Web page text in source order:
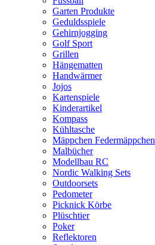
Garten Produkte
Geduldsspiele
Gehirnjogging
Golf Sport
Grillen
Hängematten
Handwärmer
Jojos
Kartenspiele
Kinderartikel
Kompass
Kühltasche
Mäppchen Federmäppchen
Malbücher
Modellbau RC
Nordic Walking Sets
Outdoorsets
Pedometer
Picknick Körbe
Plüschtier
Poker
Reflektoren